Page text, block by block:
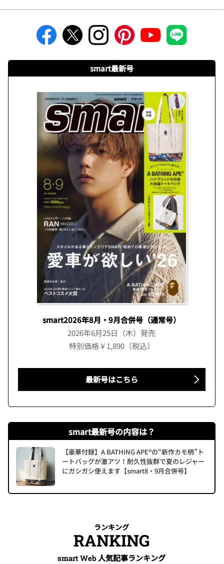
smart最新号
smart2026年8月・9月合併号（通常号）
2026年6月25日（木）発売
特別価格￥1,890（税込）
最新号はこちら
smart最新号の内容は？
【豪華付録】A BATHING APE®の“新作カモ柄”ト
ートバッグが激アツ！耐久性抜群で夏のレジャー
にガシガシ使えます【smart8・9月合併号】
ランキング
RANKING
smart Web人気記事ランキング